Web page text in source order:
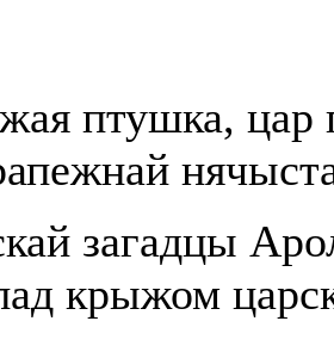
птушка, цар
загадцы
крыжом